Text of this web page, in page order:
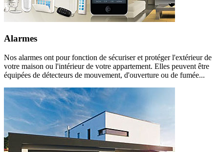
Alarmes
Nos alarmes ont pour fonction de sécuriser et protéger l'extérieur de
votre maison ou l'intérieur de votre appartement. Elles peuvent être
équipées de détecteurs de mouvement, d'ouverture ou de fumée...